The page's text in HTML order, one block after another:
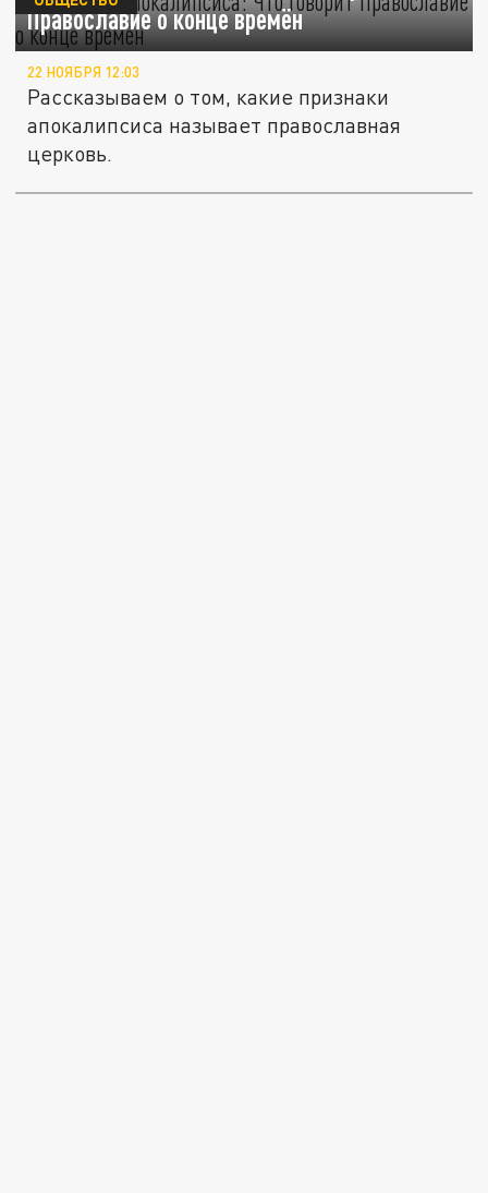
Православие о конце времён
22 НОЯБРЯ 12:03
Рассказываем о том, какие признаки
апокалипсиса называет православная
церковь.